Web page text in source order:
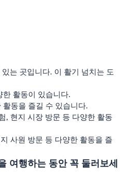
는 곳입니다. 이 활기 넘치는 도
활동이 있습니다.
동을 즐길 수 있습니다.
, 현지 시장 방문 등 다양한 활동
사원 방문 등 다양한 활동을 즐
여행하는 동안 꼭 둘러보세